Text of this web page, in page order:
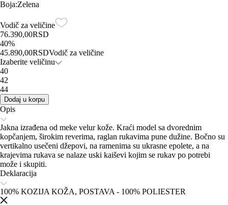
Boja:Zelena
Vodič za veličine
76.390,00RSD
40%
45.890,00RSDVodič za veličine
Izaberite veličinu
40
42
44
Dodaj u korpu
Opis
Jakna izrađena od meke velur kože. Kraći model sa dvorednim
kopčanjem, širokim reverima, raglan rukavima pune dužine. Bočno su
vertikalno usečeni džepovi, na ramenima su ukrasne epolete, a na
krajevima rukava se nalaze uski kaiševi kojim se rukav po potrebi
može i skupiti.
Deklaracija
100% KOZIJA KOŽA, POSTAVA - 100% POLIESTER